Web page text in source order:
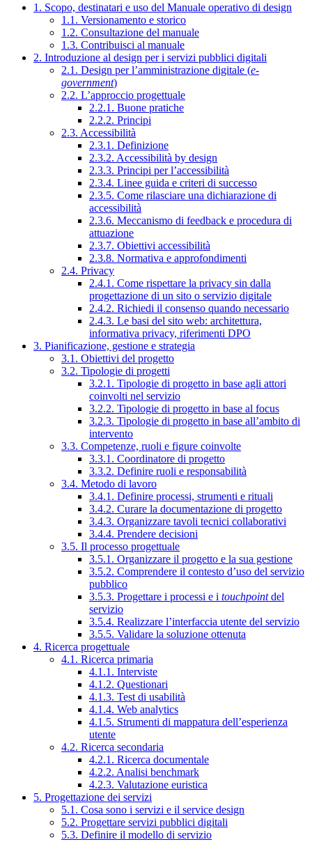
1. Scopo, destinatari e uso del Manuale operativo di design
1.1. Versionamento e storico
1.2. Consultazione del manuale
1.3. Contribuisci al manuale
2. Introduzione al design per i servizi pubblici digitali
2.1. Design per l’amministrazione digitale (e-
government)
2.2. L’approccio progettuale
2.2.1. Buone pratiche
2.2.2. Principi
2.3. Accessibilità
2.3.1. Definizione
2.3.2. Accessibilità by design
2.3.3. Principi per l’accessibilità
2.3.4. Linee guida e criteri di successo
2.3.5. Come rilasciare una dichiarazione di
accessibilità
2.3.6. Meccanismo di feedback e procedura di
attuazione
2.3.7. Obiettivi accessibilità
2.3.8. Normativa e approfondimenti
2.4. Privacy
2.4.1. Come rispettare la privacy sin dalla
progettazione di un sito o servizio digitale
2.4.2. Richiedi il consenso quando necessario
2.4.3. Le basi del sito web: architettura,
informativa privacy, riferimenti DPO
3. Pianificazione, gestione e strategia
3.1. Obiettivi del progetto
3.2. Tipologie di progetti
3.2.1. Tipologie di progetto in base agli attori
coinvolti nel servizio
3.2.2. Tipologie di progetto in base al focus
3.2.3. Tipologie di progetto in base all’ambito di
intervento
3.3. Competenze, ruoli e figure coinvolte
3.3.1. Coordinatore di progetto
3.3.2. Definire ruoli e responsabilità
3.4. Metodo di lavoro
3.4.1. Definire processi, strumenti e rituali
3.4.2. Curare la documentazione di progetto
3.4.3. Organizzare tavoli tecnici collaborativi
3.4.4. Prendere decisioni
3.5. Il processo progettuale
3.5.1. Organizzare il progetto e la sua gestione
3.5.2. Comprendere il contesto d’uso del servizio
pubblico
3.5.3. Progettare i processi e i touchpointdel
servizio
3.5.4. Realizzare l’interfaccia utente del servizio
3.5.5. Validare la soluzione ottenuta
4. Ricerca progettuale
4.1. Ricerca primaria
4.1.1. Interviste
4.1.2. Questionari
4.1.3. Test di usabilità
4.1.4. Web analytics
4.1.5. Strumenti di mappatura dell’esperienza
utente
4.2. Ricerca secondaria
4.2.1. Ricerca documentale
4.2.2. Analisi benchmark
4.2.3. Valutazione euristica
5. Progettazione dei servizi
5.1. Cosa sono i servizi e il service design
5.2. Progettare servizi pubblici digitali
5.3. Definire il modello di servizio